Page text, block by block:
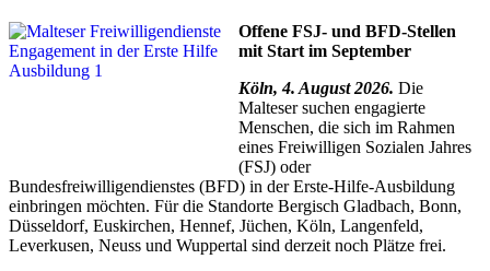
Offene FSJ- und BFD-Stellen
mit Start im September
Köln, 4. August 2026. Die
Malteser suchen engagierte
Menschen, die sich im Rahmen
eines Freiwilligen Sozialen Jahres
(FSJ) oder
Bundesfreiwilligendienstes (BFD) in der Erste-Hilfe-Ausbildung
einbringen möchten. Für die Standorte Bergisch Gladbach, Bonn,
Düsseldorf, Euskirchen, Hennef, Jüchen, Köln, Langenfeld,
Leverkusen, Neuss und Wuppertal sind derzeit noch Plätze frei.